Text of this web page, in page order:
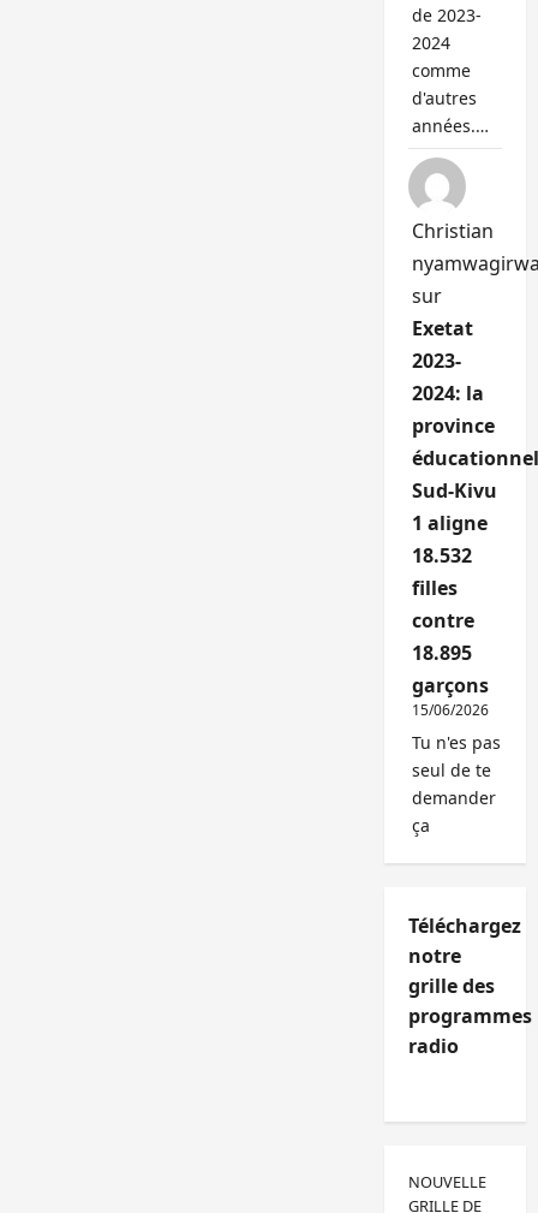
de 2023-
2024
comme
d'autres
années.…
Christian
sur
Exetat
2023-
2024: la
province
Sud-Kivu
1 aligne
18.532
filles
contre
18.895
garçons
15/06/2026
Tu n'es pas
seul de te
demander
ça
Téléchargez
notre
grille des
programmes
radio
NOUVELLE
GRILLE DE